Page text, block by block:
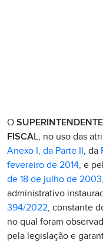
O
FISCAL, no uso das
Anexo I, da Parte II, da
fevereiro de 2014, e
de 18 de julho de 2003
administrativo
394/2022, constante
no qual foram
pela legislação e